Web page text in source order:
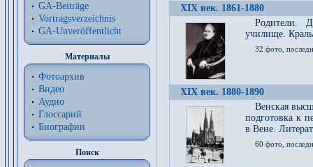
GA-Beiträge
Vortragsverzeichnis
GA-Unveröffentlicht
Материалы
Фотоархив
Видео
Аудио
Глоссарий
Биографии
Поиск
XIX век. 1861-1880
Родители.
училище.
32 фото,
XIX век. 1880-1890
Венская
подготовка к
в Вене.
60 фото,